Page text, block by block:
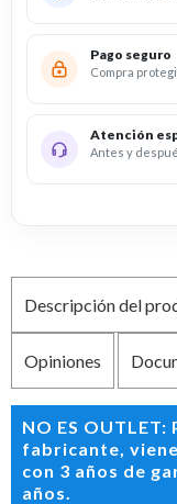
Pago seguro
Compra
Atención
Antes y
Descripción del
Opiniones
NO ES
fabricante,
con 3 años de
años.